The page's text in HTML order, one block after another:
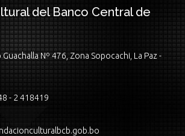
del Banco Central de
Nº 476, Zona Sopocachi, La Paz -
- 2 418419